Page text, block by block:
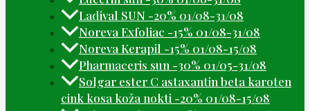
Ladival SUN -20% 01/08-31/08
Noreva Exfoliac -15% 01/08-31/08
Noreva Kerapil -15% 01/08-15/08
Pharmaceris sun -30% 01/05-31/08
Solgar ester C astaxantin beta karoten
cink kosa koža nokti -20% 01/08-15/08